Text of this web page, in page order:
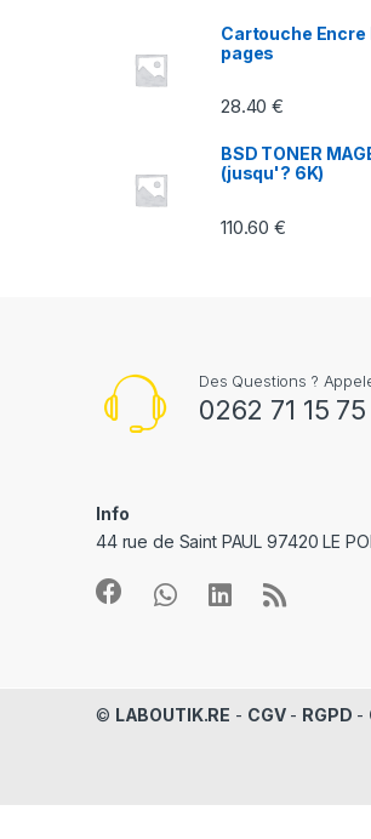
Cartouche Encre
pages
28.40€
BSD TONER
(jusqu'? 6K)
110.60€
Des Questions ?
0262 71 15
Info
44 rue de Saint PAUL 97420 LE
© LABOUTIK.RE - CGV- RGPD -